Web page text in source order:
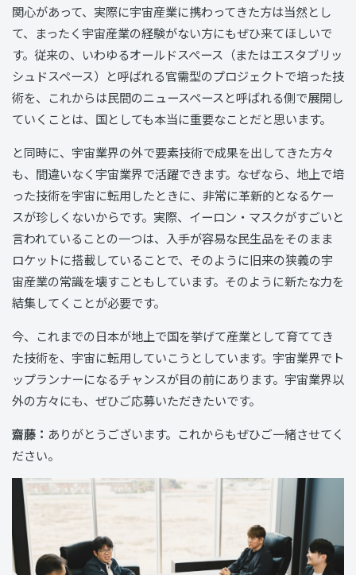
関心があって、実際に宇宙産業に携わってきた方は当然とし
て、まったく宇宙産業の経験がない方にもぜひ来てほしいで
す。従来の、いわゆるオールドスペース（またはエスタブリッ
シュドスペース）と呼ばれる官需型のプロジェクトで培った技
術を、これからは民間のニュースペースと呼ばれる側で展開し
ていくことは、国としても本当に重要なことだと思います。
と同時に、宇宙業界の外で要素技術で成果を出してきた方々
も、間違いなく宇宙業界で活躍できます。なぜなら、地上で培
った技術を宇宙に転用したときに、非常に革新的となるケー
スが珍しくないからです。実際、イーロン・マスクがすごいと
言われていることの一つは、入手が容易な民生品をそのまま
ロケットに搭載していることで、そのように旧来の狭義の宇
宙産業の常識を壊すこともしています。そのように新たな力を
結集してくことが必要です。
今、これまでの日本が地上で国を挙げて産業として育ててき
た技術を、宇宙に転用していこうとしています。宇宙業界でト
ップランナーになるチャンスが目の前にあります。宇宙業界以
外の方々にも、ぜひご応募いただきたいです。
齋藤： ありがとうございます。これからもぜひご一緒させてく
ださい。